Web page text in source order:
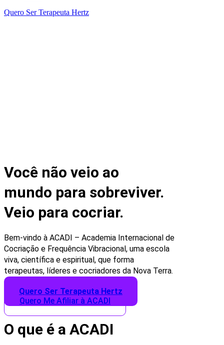
Quero Ser Terapeuta Hertz
Você não veio ao
mundo para sobreviver.
Veio para cocriar.
Bem-vindo à ACADI – Academia Internacional de
Cocriação e Frequência Vibracional, uma escola
viva, científica e espiritual, que forma
terapeutas, líderes e cocriadores da Nova Terra.
Quero Ser Terapeuta Hertz
Quero Me Afiliar à ACADI
O que é a ACADI